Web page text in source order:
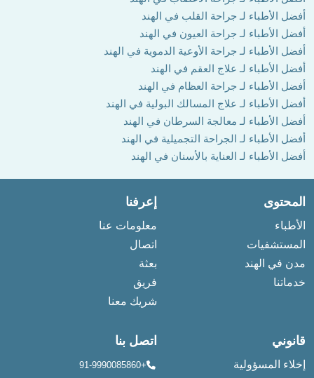
أفضل الأطباء لـ جراحة القلب في الهند
أفضل الأطباء لـ جراحة العيون في الهند
أفضل الأطباء لـ جراحة الأوعية الدموية في الهند
أفضل الأطباء لـ علاج العقم في الهند
أفضل الأطباء لـ جراحة العظام في الهند
أفضل الأطباء لـ علاج المسالك البولية في الهند
أفضل الأطباء لـ معالجة السرطان في الهند
أفضل الأطباء لـ الجراحة التجميلية في الهند
أفضل الأطباء لـ العناية بالأسنان في الهند
المحتوى
الأطباء
المستشفيات
مدن في الهند
خدماتنا
إعرفنا
معلومات عنا
اتصال
بعثة
فريق
شريك معنا
قانوني
إخلاء المسؤولية
اتصل بنا
+91-9990085860